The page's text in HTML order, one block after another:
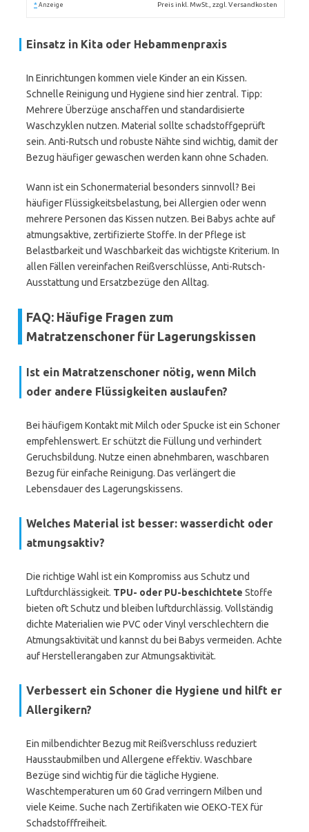
* Anzeige Preis inkl. MwSt., zzgl. Versandkosten
Einsatz in Kita oder Hebammenpraxis
In Einrichtungen kommen viele Kinder an ein Kissen.
Schnelle Reinigung und Hygiene sind hier zentral. Tipp:
Mehrere Überzüge anschaffen und standardisierte
Waschzyklen nutzen. Material sollte schadstoffgeprüft
sein. Anti-Rutsch und robuste Nähte sind wichtig, damit der
Bezug häufiger gewaschen werden kann ohne Schaden.
Wann ist ein Schonermaterial besonders sinnvoll? Bei
häufiger Flüssigkeitsbelastung, bei Allergien oder wenn
mehrere Personen das Kissen nutzen. Bei Babys achte auf
atmungsaktive, zertifizierte Stoffe. In der Pflege ist
Belastbarkeit und Waschbarkeit das wichtigste Kriterium. In
allen Fällen vereinfachen Reißverschlüsse, Anti-Rutsch-
Ausstattung und Ersatzbezüge den Alltag.
FAQ: Häufige Fragen zum
Matratzenschoner für Lagerungskissen
Ist ein Matratzenschoner nötig, wenn Milch
oder andere Flüssigkeiten auslaufen?
Bei häufigem Kontakt mit Milch oder Spucke ist ein Schoner
empfehlenswert. Er schützt die Füllung und verhindert
Geruchsbildung. Nutze einen abnehmbaren, waschbaren
Bezug für einfache Reinigung. Das verlängert die
Lebensdauer des Lagerungskissens.
Welches Material ist besser: wasserdicht oder
atmungsaktiv?
Die richtige Wahl ist ein Kompromiss aus Schutz und
Luftdurchlässigkeit. TPU- oder PU-beschichtete Stoffe
bieten oft Schutz und bleiben luftdurchlässig. Vollständig
dichte Materialien wie PVC oder Vinyl verschlechtern die
Atmungsaktivität und kannst du bei Babys vermeiden. Achte
auf Herstellerangaben zur Atmungsaktivität.
Verbessert ein Schoner die Hygiene und hilft er
Allergikern?
Ein milbendichter Bezug mit Reißverschluss reduziert
Hausstaubmilben und Allergene effektiv. Waschbare
Bezüge sind wichtig für die tägliche Hygiene.
Waschtemperaturen um 60 Grad verringern Milben und
viele Keime. Suche nach Zertifikaten wie OEKO-TEX für
Schadstofffreiheit.